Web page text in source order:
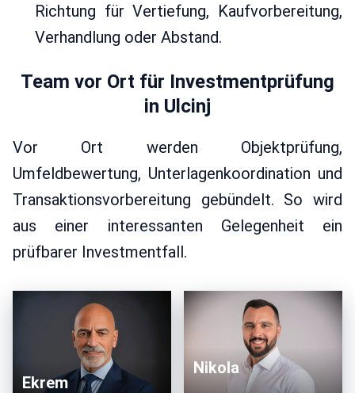
Richtung für Vertiefung, Kaufvorbereitung,
Verhandlung oder Abstand.
Team vor Ort für Investmentprüfung
in Ulcinj
Vor Ort werden Objektprüfung,
Umfeldbewertung, Unterlagenkoordination und
Transaktionsvorbereitung gebündelt. So wird
aus einer interessanten Gelegenheit ein
prüfbarer Investmentfall.
Ekrem
Nikola